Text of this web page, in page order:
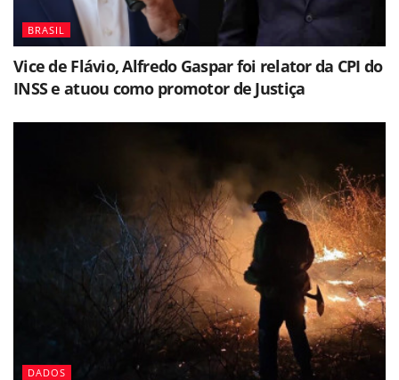
BRASIL
Vice de Flávio, Alfredo Gaspar foi relator da CPI do
INSS e atuou como promotor de Justiça
DADOS